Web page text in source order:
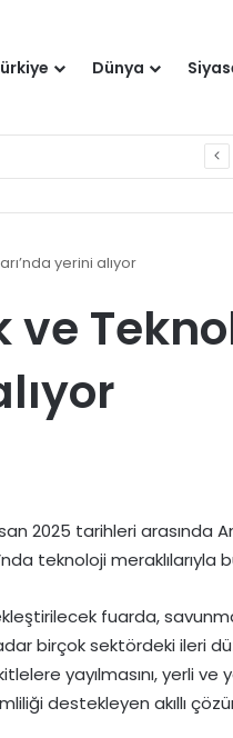
Dünya
yerini alıyor
ve
2025 tarihleri arasında
teknoloji meraklılarıyla
fuarda,
birçok sektördeki ileri
yayılmasını, yerli ve
destekleyen akıllı